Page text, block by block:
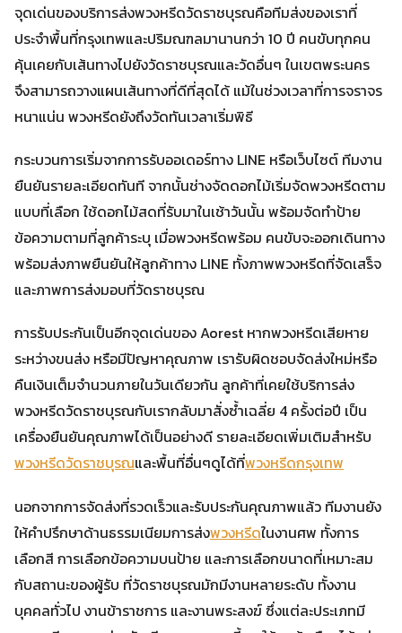
จุดเด่นของบริการส่งพวงหรีดวัดราชบุรณคือทีมส่งของเราที่
ประจำพื้นที่กรุงเทพและปริมณฑลมานานกว่า 10 ปี คนขับทุกคน
คุ้นเคยกับเส้นทางไปยังวัดราชบุรณและวัดอื่นๆ ในเขตพระนคร
จึงสามารถวางแผนเส้นทางที่ดีที่สุดได้ แม้ในช่วงเวลาที่การจราจร
หนาแน่น พวงหรีดยังถึงวัดทันเวลาเริ่มพิธี
กระบวนการเริ่มจากการรับออเดอร์ทาง LINE หรือเว็บไซต์ ทีมงาน
ยืนยันรายละเอียดทันที จากนั้นช่างจัดดอกไม้เริ่มจัดพวงหรีดตาม
แบบที่เลือก ใช้ดอกไม้สดที่รับมาในเช้าวันนั้น พร้อมจัดทำป้าย
ข้อความตามที่ลูกค้าระบุ เมื่อพวงหรีดพร้อม คนขับจะออกเดินทาง
พร้อมส่งภาพยืนยันให้ลูกค้าทาง LINE ทั้งภาพพวงหรีดที่จัดเสร็จ
และภาพการส่งมอบที่วัดราชบุรณ
การรับประกันเป็นอีกจุดเด่นของ Aorest หากพวงหรีดเสียหาย
ระหว่างขนส่ง หรือมีปัญหาคุณภาพ เรารับผิดชอบจัดส่งใหม่หรือ
คืนเงินเต็มจำนวนภายในวันเดียวกัน ลูกค้าที่เคยใช้บริการส่ง
พวงหรีดวัดราชบุรณกับเรากลับมาสั่งซ้ำเฉลี่ย 4 ครั้งต่อปี เป็น
เครื่องยืนยันคุณภาพได้เป็นอย่างดี รายละเอียดเพิ่มเติมสำหรับ
พวงหรีดวัดราชบุรณและพื้นที่อื่นๆดูได้ที่พวงหรีดกรุงเทพ
นอกจากการจัดส่งที่รวดเร็วและรับประกันคุณภาพแล้ว ทีมงานยัง
ให้คำปรึกษาด้านธรรมเนียมการส่งพวงหรีดในงานศพ ทั้งการ
เลือกสี การเลือกข้อความบนป้าย และการเลือกขนาดที่เหมาะสม
กับสถานะของผู้รับ ที่วัดราชบุรณมักมีงานหลายระดับ ทั้งงาน
บุคคลทั่วไป งานข้าราชการ และงานพระสงฆ์ ซึ่งแต่ละประเภทมี